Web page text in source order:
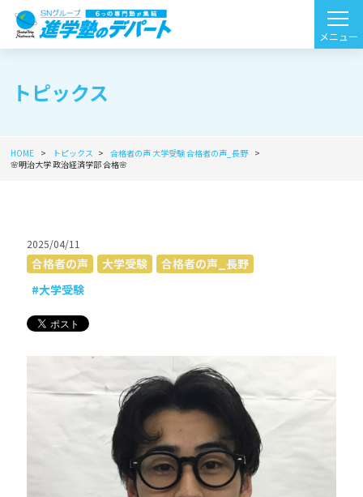
トピックス
HOME トピックス 合格者の声 大学受験合格者の声_長野
🌸明治大学 政治経済学部 合格🌸
2025/04/11
合格者の声 大学受験
合格者の声_長野
#大学受験